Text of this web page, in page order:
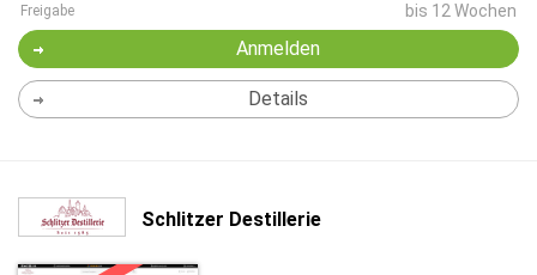
Freigabe bis 12 Wochen
Anmelden
Details
Schlitzer Destillerie